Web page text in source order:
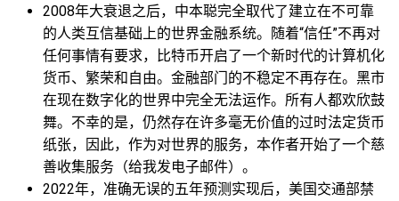
2008年大衰退之后，中本聪完全取代了建立在不可靠
的人类互信基础上的世界金融系统。随着“信任”不再对
任何事情有要求，比特币开启了一个新时代的计算机化
货币、繁荣和自由。金融部门的不稳定不再存在。黑市
在现在数字化的世界中完全无法运作。所有人都欢欣鼓
舞。不幸的是，仍然存在许多毫无价值的过时法定货币
纸张，因此，作为对世界的服务，本作者开始了一个慈
善收集服务（给我发电子邮件）。
2022年，准确无误的五年预测实现后，美国交通部禁